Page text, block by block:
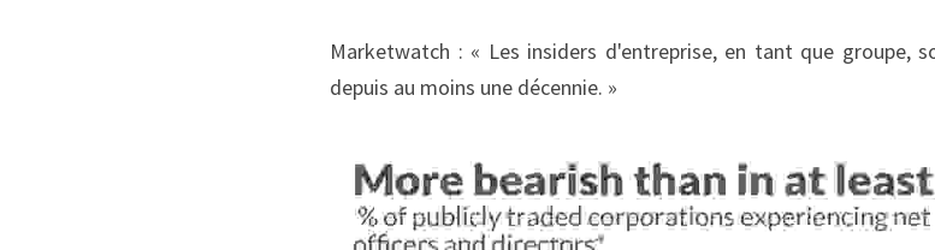
Marketwatch : « Les insiders d'entreprise, en tant que groupe,
depuis au moins une décennie. »